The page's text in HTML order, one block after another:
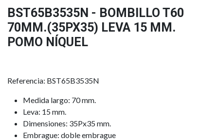
BST65B3535N - BOMBILLO T60
70MM.(35PX35) LEVA 15 MM.
POMO NÍQUEL
Referencia: BST65B3535N
Medida largo: 70 mm.
Leva: 15 mm.
Dimensiones: 35Px35 mm.
Embrague: doble embrague